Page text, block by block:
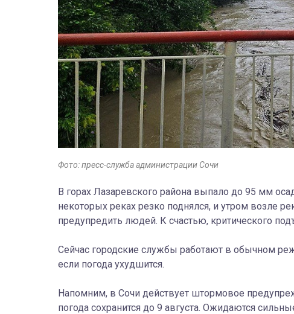
Фото: пресс-служба администрации Сочи
В горах Лазаревского района выпало до 95 мм
некоторых реках резко поднялся, и утром возле
предупредить людей. К счастью, критического
Сейчас городские службы работают в обычном
если погода ухудшится.
Напомним, в Сочи действует штормовое
погода сохранится до 9 августа. Ожидаются